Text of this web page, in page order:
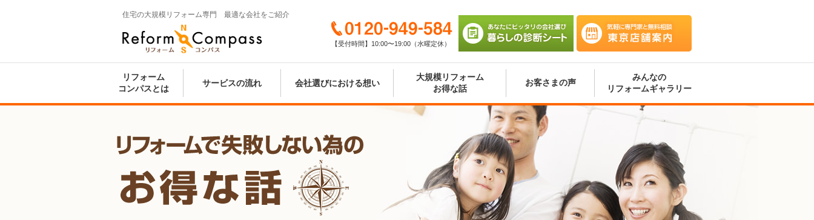
住宅の大規模リフォーム専門 最適な会社をご紹介
ス
店舗案内
び 暮らしの診断シート
0120-949-584
【受付時間】10:00〜19:00（水曜定休）
リフォーム
コンパスとは
サービスの流れ 会社選びにおける想い
大規模リフォーム
お得な話
お客さまの声
みんなの
リフォームギャラリー